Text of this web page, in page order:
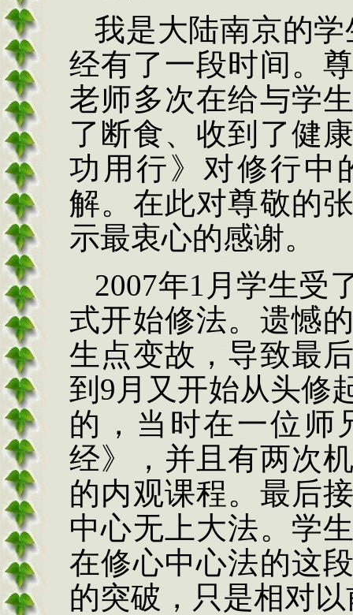
我是大陆南京的学
经有了一段时间。
老师多次在给与学
了断食、收到了健
功用行》对修行中
解。在此对尊敬的
示最衷心的感谢。
2007年1 月学生受
式开始修法。遗憾
生点变故，导致最
到 9 月又开始从头修
的，当时在一位师
经》，并且有两次
的内观课程。最后
中心无上大法。学
在修心中心法的这
的突破，只是相对